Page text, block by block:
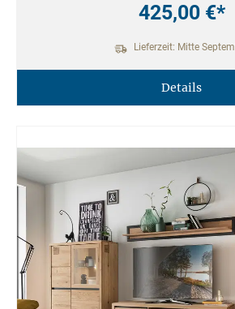
425,00 €*
Lieferzeit: Mitte
Details